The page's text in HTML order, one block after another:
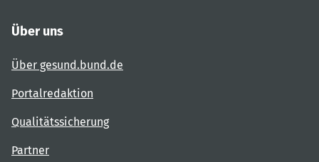
Über uns
Über gesund.bund.de
Portalredaktion
Qualitätssicherung
Partner